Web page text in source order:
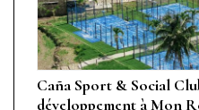
Caña Sport & Social
développement à Mon